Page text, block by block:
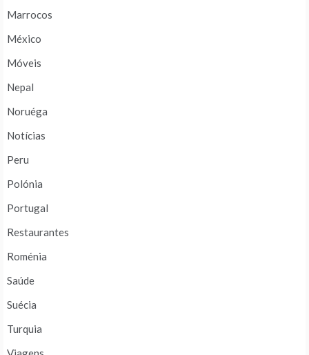
Marrocos
México
Móveis
Nepal
Noruéga
Notícias
Peru
Polónia
Portugal
Restaurantes
Roménia
Saúde
Suécia
Turquia